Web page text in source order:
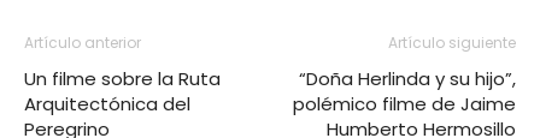
Artículo anterior
Un filme sobre la Ruta
Arquitectónica del
Peregrino
Artículo siguiente
“Doña Herlinda y su hijo”,
polémico filme de Jaime
Humberto Hermosillo